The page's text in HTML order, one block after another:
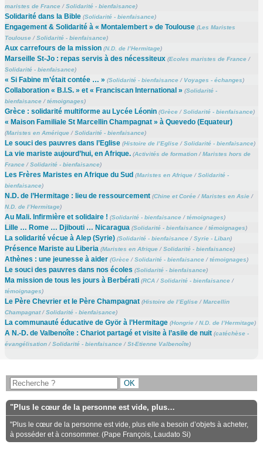
maristes de France/Solidarité - bienfaisance)
Solidarité dans la Bible (Solidarité - bienfaisance)
Engagement & Solidarité à « Montalembert » de Toulouse (Les Maristes
Toulouse/Solidarité - bienfaisance)
Aux carrefours de la mission (N.D. de l’Hermitage)
Marseille St-Jo : repas servis à des nécessiteux (Ecoles maristes de France/
Solidarité - bienfaisance)
« Si Fabine m’était contée … » (Solidarité - bienfaisance/ Voyages - échanges)
Collaboration « B.I.S. » et « Franciscan International » (Solidarité -
bienfaisance/témoignages)
Grèce : solidarité multiforme au Lycée Léonin (Grèce/Solidarité - bienfaisance)
« Maison Familiale St Marcellin Champagnat » à Quevedo (Equateur)
(Maristes en Amérique/Solidarité - bienfaisance)
Le souci des pauvres dans l’Eglise (Histoire de l’Eglise/Solidarité - bienfaisance)
La vie mariste aujourd’hui, en Afrique. (Activités de formation/Maristes hors de
France/Solidarité - bienfaisance)
Les Frères Maristes en Afrique du Sud (Maristes en Afrique/Solidarité -
bienfaisance)
N.D. de l’Hermitage : lieu de ressourcement (Chine et Corée/Maristes en Asie/
N.D. de l’Hermitage)
Au Mali. Infirmière et solidaire ! (Solidarité - bienfaisance/témoignages)
Lille … Rome … Djibouti … Nicaragua (Solidarité - bienfaisance/témoignages)
La solidarité vécue à Alep (Syrie) (Solidarité - bienfaisance/Syrie - Liban)
Présence Mariste au Liberia (Maristes en Afrique/Solidarité - bienfaisance)
Athènes : une jeunesse à aider (Grèce/Solidarité - bienfaisance/témoignages)
Le souci des pauvres dans nos écoles (Solidarité - bienfaisance)
Ma mission de tous les jours à Berbérati (RCA/Solidarité - bienfaisance/
témoignages)
Le Père Chevrier et le Père Champagnat (Histoire de l’Eglise/Marcellin
Champagnat/Solidarité - bienfaisance)
La communauté éducative de Györ à l’Hermitage (Hongrie/N.D. de l’Hermitage)
A N.-D. de Valbenoîte : Chariot partagé et visite à l’asile de nuit (catéchèse -
évangélisation/Solidarité - bienfaisance/St-Etienne Valbenoîte)
"Plus le cœur de la personne est vide, plus…
"Plus le cœur de la personne est vide, plus elle a besoin d’objets à acheter,
à posséder et à consommer. (Pape François, Laudato Si)